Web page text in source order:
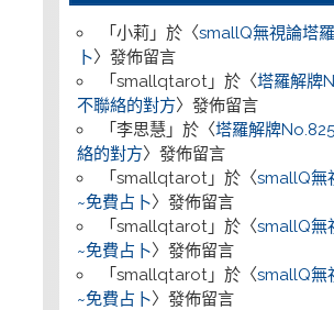
「 小莉」於〈smallQ無視論塔
卜〉發佈留言
「 smallqtarot」於〈塔羅解牌
不聯絡的對方〉發佈留言
「 李思慧」於〈塔羅解牌
絡的對方〉發佈留言
「 smallqtarot」於〈smallQ無
~免費占卜〉發佈留言
「 smallqtarot」於〈smallQ無
~免費占卜〉發佈留言
「 smallqtarot」於〈smallQ無
~免費占卜〉發佈留言